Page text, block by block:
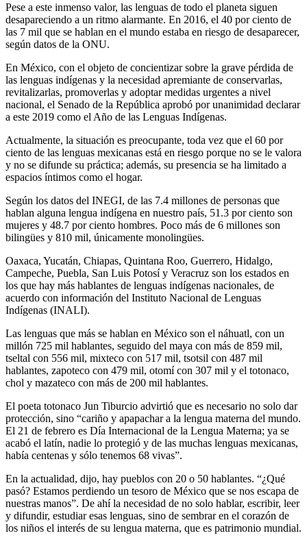
Pese a este inmenso valor, las lenguas de todo el planeta siguen
desapareciendo a un ritmo alarmante. En 2016, el 40 por ciento de
las 7 mil que se hablan en el mundo estaba en riesgo de desaparecer,
según datos de la ONU.
En México, con el objeto de concientizar sobre la grave pérdida de
las lenguas indígenas y la necesidad apremiante de conservarlas,
revitalizarlas, promoverlas y adoptar medidas urgentes a nivel
nacional, el Senado de la República aprobó por unanimidad declarar
a este 2019 como el Año de las Lenguas Indígenas.
Actualmente, la situación es preocupante, toda vez que el 60 por
ciento de las lenguas mexicanas está en riesgo porque no se le valora
y no se difunde su práctica; además, su presencia se ha limitado a
espacios íntimos como el hogar.
Según los datos del INEGI, de las 7.4 millones de personas que
hablan alguna lengua indígena en nuestro país, 51.3 por ciento son
mujeres y 48.7 por ciento hombres. Poco más de 6 millones son
bilingües y 810 mil, únicamente monolingües.
Oaxaca, Yucatán, Chiapas, Quintana Roo, Guerrero, Hidalgo,
Campeche, Puebla, San Luis Potosí y Veracruz son los estados en
los que hay más hablantes de lenguas indígenas nacionales, de
acuerdo con información del Instituto Nacional de Lenguas
Indígenas (INALI).
Las lenguas que más se hablan en México son el náhuatl, con un
millón 725 mil hablantes, seguido del maya con más de 859 mil,
tseltal con 556 mil, mixteco con 517 mil, tsotsil con 487 mil
hablantes, zapoteco con 479 mil, otomí con 307 mil y el totonaco,
chol y mazateco con más de 200 mil hablantes.
El poeta totonaco Jun Tiburcio advirtió que es necesario no solo dar
protección, sino “cariño y apapachar a la lengua materna del mundo.
El 21 de febrero es Día Internacional de la Lengua Materna; ya se
acabó el latín, nadie lo protegió y de las muchas lenguas mexicanas,
había centenas y sólo tenemos 68 vivas”.
En la actualidad, dijo, hay pueblos con 20 o 50 hablantes. “¿Qué
pasó? Estamos perdiendo un tesoro de México que se nos escapa de
nuestras manos”. De ahí la necesidad de no solo hablar, escribir, leer
y difundir, estudiar esas lenguas, sino de sembrar en el corazón de
los niños el interés de su lengua materna, que es patrimonio mundial.